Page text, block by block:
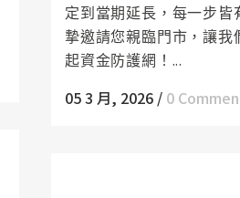
定到當期延長，每一步皆
摯邀請您親臨門市，讓我
起資金防護網！...
05 3 月, 2026 / 0